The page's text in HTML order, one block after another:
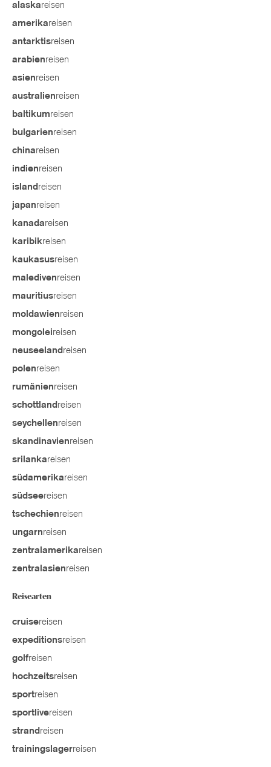
alaskareisen
amerikareisen
antarktisreisen
arabienreisen
asienreisen
australienreisen
baltikumreisen
bulgarienreisen
chinareisen
indienreisen
island reisen
japanreisen
kanadareisen
karibikreisen
kaukasusreisen
maledivenreisen
mauritiusreisen
moldawienreisen
mongoleireisen
neuseeland reisen
polenreisen
rumänienreisen
schottland reisen
seychellenreisen
skandinavienreisen
srilankareisen
südamerikareisen
südseereisen
tschechienreisen
ungarnreisen
zentralamerikareisen
zentralasienreisen
Reisearten
cruisereisen
expeditionsreisen
golfreisen
hochzeitsreisen
sportreisen
sportlivereisen
strand reisen
trainingslagerreisen